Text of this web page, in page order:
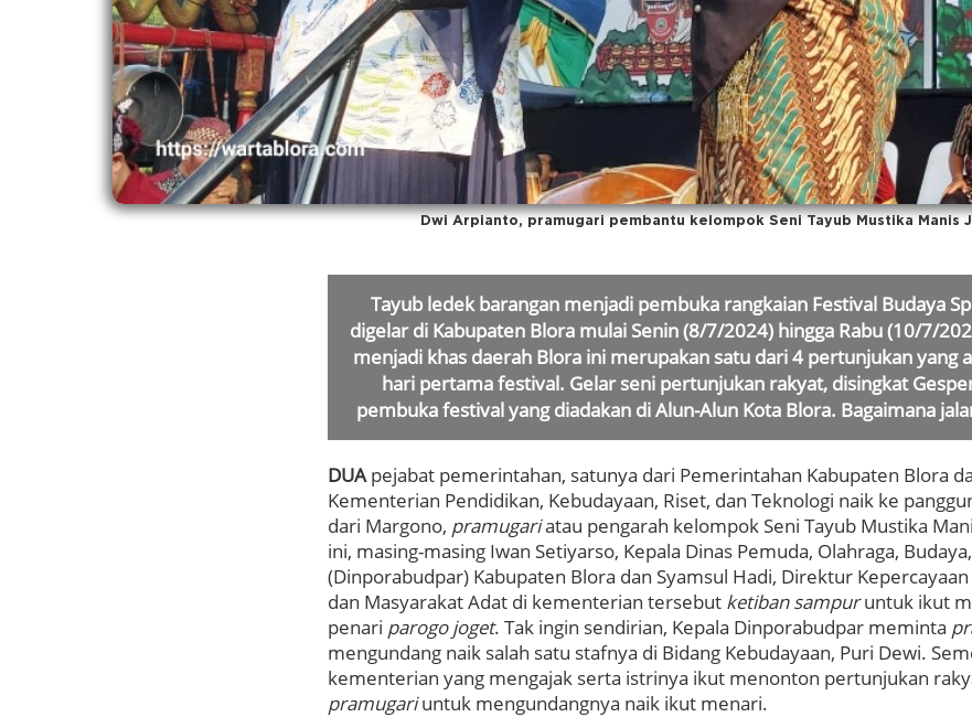
Dwi Arpianto, pramugari pembantu kelompok Seni Tayub Mustika
Tayub ledek barangan menjadi pembuka rangkaian Festival Budaya
digelar di Kabupaten Blora mulai Senin (8/7/2024) hingga Rabu (10/7/
menjadi khas daerah Blora ini merupakan satu dari 4 pertunjukan yang
hari pertama festival. Gelar seni pertunjukan rakyat, disingkat
pembuka festival yang diadakan di Alun-Alun Kota Blora. Bagaimana
DUApejabat pemerintahan, satunya dari Pemerintahan Kabupaten Blora
Kementerian Pendidikan, Kebudayaan, Riset, dan Teknologi naik ke
dari Margono, pramugariatau pengarah kelompok Seni Tayub Mustika
ini, masing-masing Iwan Setiyarso, Kepala Dinas Pemuda, Olahraga,
(Dinporabudpar) Kabupaten Blora dan Syamsul Hadi, Direktur Kepercayaan
dan Masyarakat Adat di kementerian tersebut ketiban sampuruntuk ikut
penari parogo joget. Tak ingin sendirian, Kepala Dinporabudpar meminta
mengundang naik salah satu stafnya di Bidang Kebudayaan, Puri Dewi.
kementerian yang mengajak serta istrinya ikut menonton pertunjukan
pramugariuntuk mengundangnya naik ikut menari.